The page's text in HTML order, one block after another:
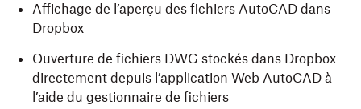
Affichage de l’aperçu des fichiers AutoCAD dans
Dropbox
Ouverture de fichiers DWG stockés dans Dropbox
directement depuis l’application Web AutoCAD à
l’aide du gestionnaire de fichiers